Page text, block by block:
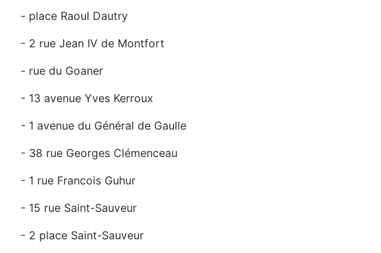
- place Raoul Dautry
- 2 rue Jean IV de Montfort
- rue du Goaner
- 13 avenue Yves Kerroux
- 1 avenue du Général de Gaulle
- 38 rue Georges Clémenceau
- 1 rue Francois Guhur
- 15 rue Saint-Sauveur
- 2 place Saint-Sauveur